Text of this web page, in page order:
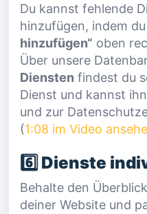
Du kannst fehlende
hinzufügen, indem
hinzufügen“ oben
Über unsere
Diensten findest du
Dienst und kannst
und zur
(1:08 im Video
6️⃣ Dienste
Behalte den
deiner Website und